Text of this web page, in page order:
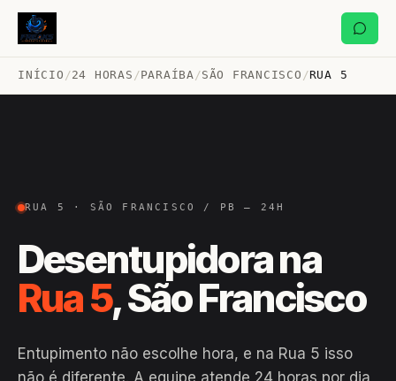
INÍCIO /24 HORAS /PARAÍBA /SÃO FRANCISCO /RUA 5
RUA 5 · SÃO FRANCISCO / PB — 24H
Desentupidora na
Rua 5, São Francisco
Entupimento não escolhe hora, e na Rua 5 isso
não é diferente. A equipe atende 24 horas por dia